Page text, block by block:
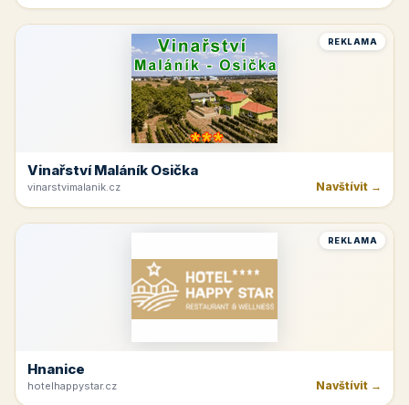
REKLAMA
Vinařství Maláník Osička
vinarstvimalanik.cz Navštívit →
REKLAMA
Hnanice
hotelhappystar.cz Navštívit →